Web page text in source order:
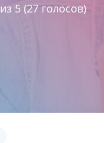
из 5 (27голосов)